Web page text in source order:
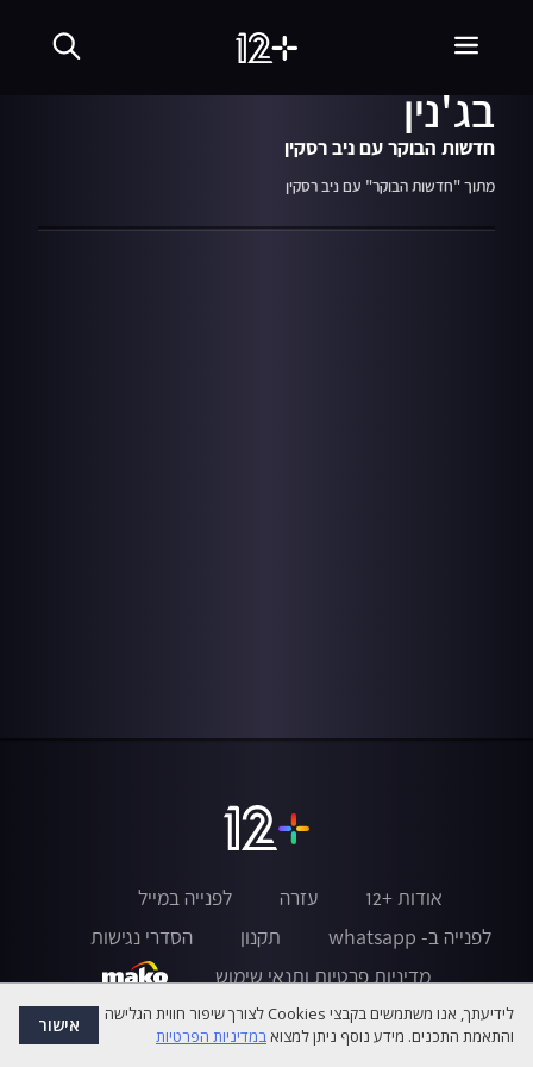
דובר צה"ל על המבצע
בג'נין
חדשות הבוקר עם ניב רסקין
מתוך "חדשות הבוקר" עם ניב רסקין
אודות +12 עזרה
לפנייה במייל
לפנייה ב- whatsapp
תקנון
הסדרי נגישות
מדיניות פרטיות ותנאי שימוש
לידיעתך, אנו משתמשים בקבצי Cookies לצורך שיפור חווית הגלישה
והתאמת התכנים. מידע נוסף ניתן למצואבמדיניות הפרטיות אישור